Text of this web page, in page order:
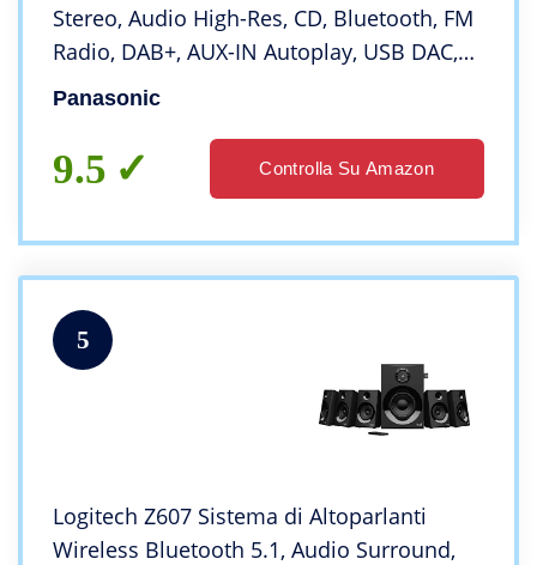
Stereo, Audio High-Res, CD, Bluetooth, FM
Radio, DAB+, AUX-IN Autoplay, USB DAC,
LincsD-Amp, Speaker a 3 Vie, Alta Qualità
Panasonic
9.5 Controlla Su Amazon
5
Logitech Z607 Sistema di Altoparlanti
Wireless Bluetooth 5.1, Audio Surround,